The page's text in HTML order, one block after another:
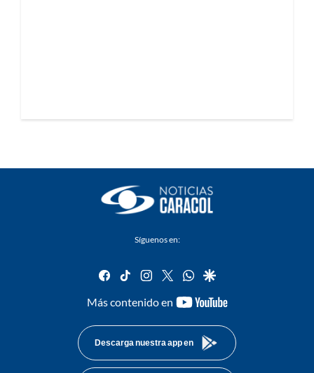
Síguenos en:
facebook
tiktok instagram
twitterwhatsapp
google
Más contenido en
youtube-
Descarga nuestra app en